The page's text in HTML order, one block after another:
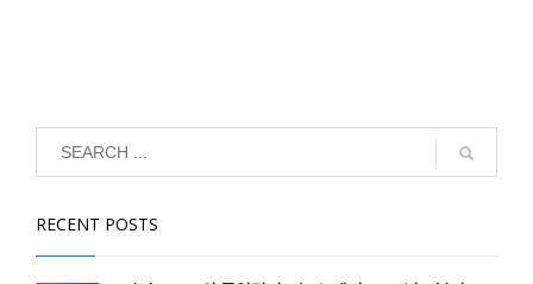
RECENT POSTS